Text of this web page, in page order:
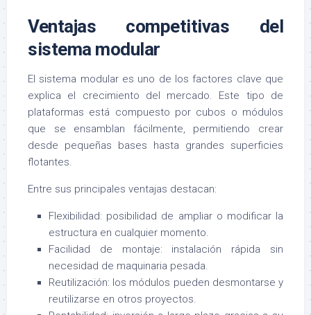
Ventajas competitivas del
sistema modular
El sistema modular es uno de los factores clave que
explica el crecimiento del mercado. Este tipo de
plataformas está compuesto por cubos o módulos
que se ensamblan fácilmente, permitiendo crear
desde pequeñas bases hasta grandes superficies
flotantes.
Entre sus principales ventajas destacan:
Flexibilidad: posibilidad de ampliar o modificar la
estructura en cualquier momento.
Facilidad de montaje: instalación rápida sin
necesidad de maquinaria pesada.
Reutilización: los módulos pueden desmontarse y
reutilizarse en otros proyectos.